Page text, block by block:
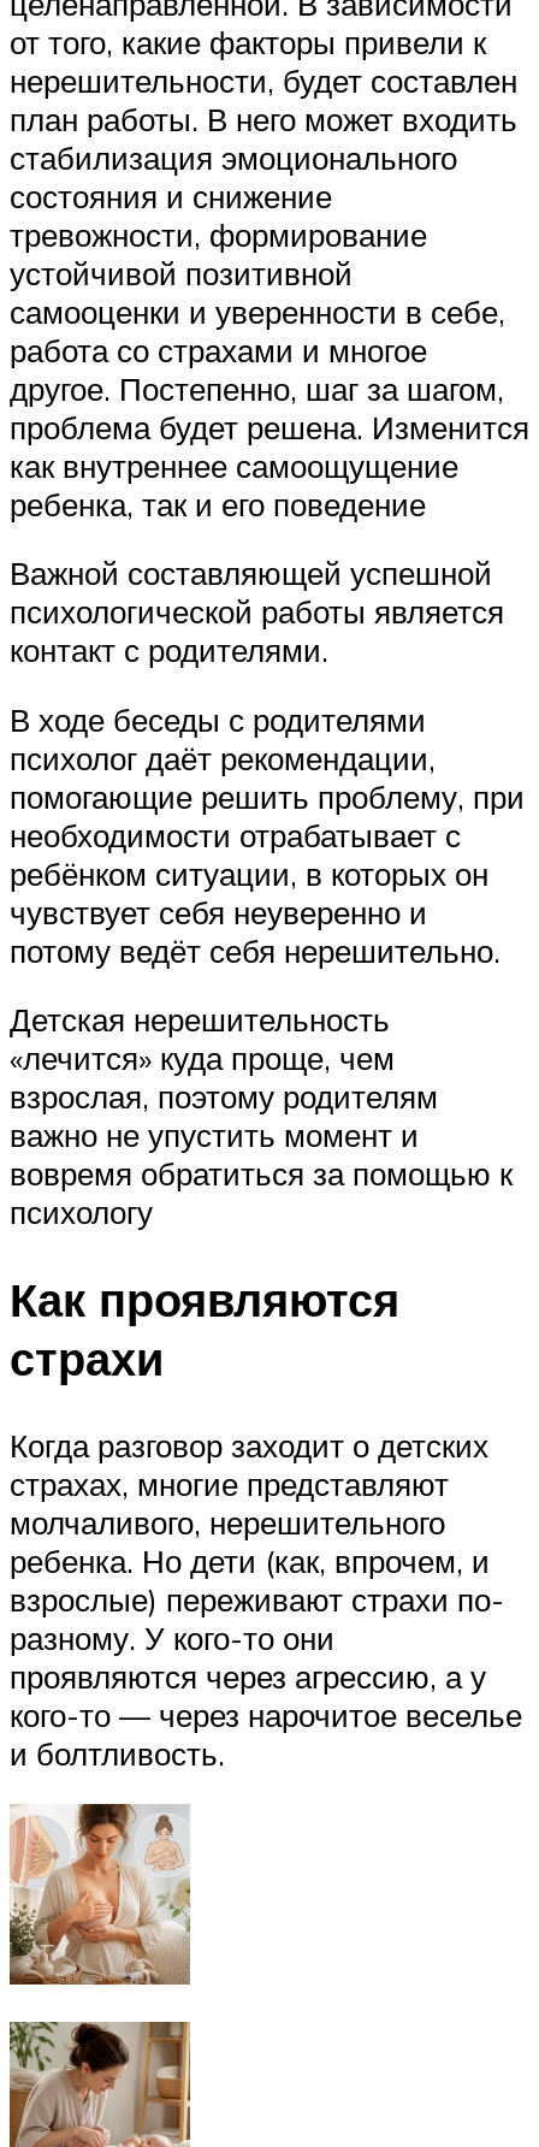
от того, какие факторы привели к
нерешительности, будет составлен
план работы. В него может входить
стабилизация эмоционального
состояния и снижение
тревожности, формирование
устойчивой позитивной
самооценки и уверенности в себе,
работа со страхами и многое
другое. Постепенно, шаг за шагом,
проблема будет решена. Изменится
как внутреннее самоощущение
ребенка, так и его поведение
Важной составляющей успешной
психологической работы является
контакт с родителями.
В ходе беседы с родителями
психолог даёт рекомендации,
помогающие решить проблему, при
необходимости отрабатывает с
ребёнком ситуации, в которых он
чувствует себя неуверенно и
потому ведёт себя нерешительно.
Детская нерешительность
«лечится» куда проще, чем
взрослая, поэтому родителям
важно не упустить момент и
вовремя обратиться за помощью к
психологу
Как проявляются
страхи
Когда разговор заходит о детских
страхах, многие представляют
молчаливого, нерешительного
ребенка. Но дети (как, впрочем, и
взрослые) переживают страхи по-
разному. У кого-то они
проявляются через агрессию, а у
кого-то — через нарочитое веселье
и болтливость.